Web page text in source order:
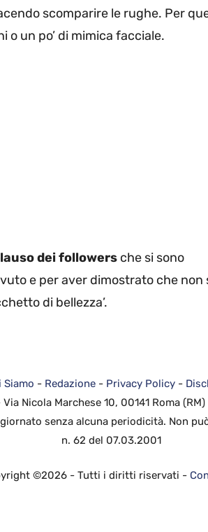
scomparire le rughe. Per
o un po’ di mimica facciale.
dei followers che si sono
e per aver dimostrato che non
di bellezza’.
Siamo - Redazione - Privacy Policy -
Nicola Marchese 10, 00141 Roma
senza alcuna periodicità. Non
n. 62 del 07.03.2001
©2026 - Tutti i diritti riservati -